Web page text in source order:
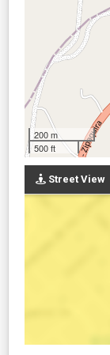
200 m
500 ft
Street View